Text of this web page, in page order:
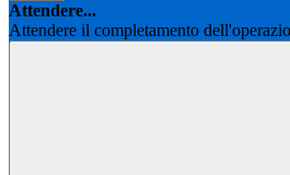
Attendere...
Attendere il completamento